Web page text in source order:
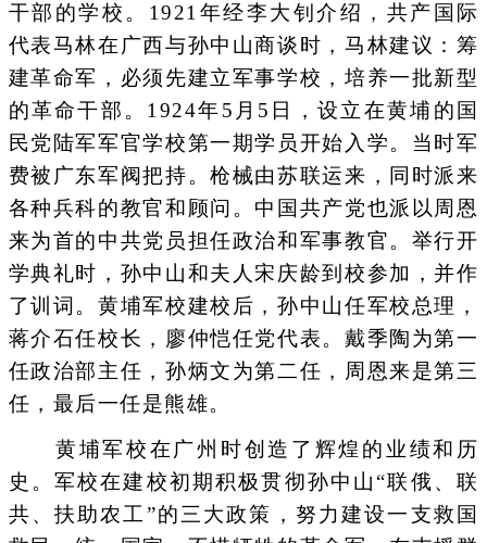
干部的学校。1921年经李大钊介绍，共产国际
代表马林在广西与孙中山商谈时，马林建议：筹
建革命军，必须先建立军事学校，培养一批新型
的革命干部。1924年5月5日，设立在黄埔的国
民党陆军军官学校第一期学员开始入学。当时军
费被广东军阀把持。枪械由苏联运来，同时派来
各种兵科的教官和顾问。中国共产党也派以周恩
来为首的中共党员担任政治和军事教官。举行开
学典礼时，孙中山和夫人宋庆龄到校参加，并作
了训词。黄埔军校建校后，孙中山任军校总理，
蒋介石任校长，廖仲恺任党代表。戴季陶为第一
任政治部主任，孙炳文为第二任，周恩来是第三
任，最后一任是熊雄。
黄埔军校在广州时创造了辉煌的业绩和历
史。军校在建校初期积极贯彻孙中山“联俄、联
共、扶助农工”的三大政策，努力建设一支救国